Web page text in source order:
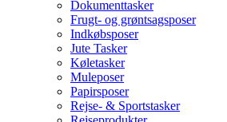
Dokumenttasker
Frugt- og grøntsagsposer
Indkøbsposer
Jute Tasker
Køletasker
Muleposer
Papirsposer
Rejse- & Sportstasker